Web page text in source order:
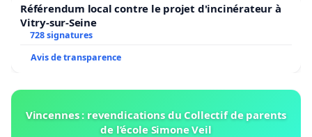
Référendum local contre le projet d'incinérateur à
Vitry-sur-Seine
728 signatures
Avis de transparence
Vincennes : revendications du Collectif de parents
de l’école Simone Veil